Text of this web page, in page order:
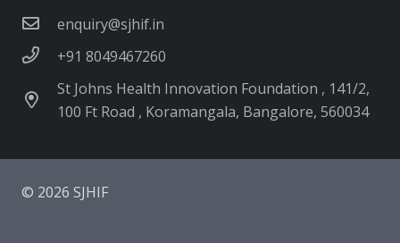
enquiry@sjhif.in
+91 8049467260
St Johns Health Innovation Foundation , 141/2,
100 Ft Road , Koramangala, Bangalore, 560034
© 2026 SJHIF